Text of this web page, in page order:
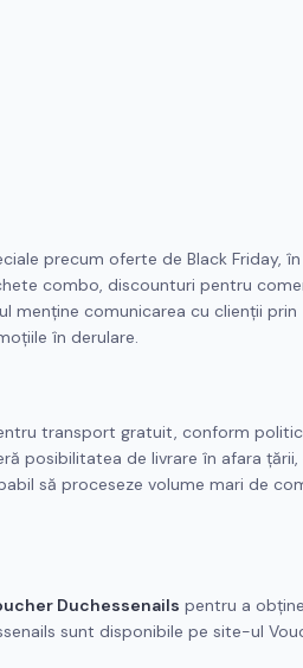
precum oferte de Black Friday,
combo, discounturi pentru
menține comunicarea cu clienții prin
în derulare.
transport gratuit, conform
posibilitatea de livrare în afara
să proceseze volume mari de
Duchessenails pentru a obține
sunt disponibile pe site-ul